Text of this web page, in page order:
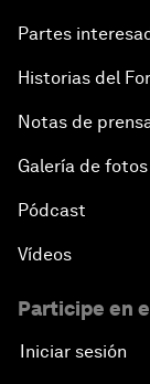
Partes
Historias del
Notas de
Galería de fotos
Pódcast
Vídeos
Participe en
Iniciar sesión